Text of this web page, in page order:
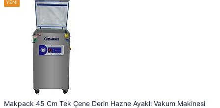
Makpack 45 Cm Tek Çene Derin Hazne Ayaklı Vakum Makinesi